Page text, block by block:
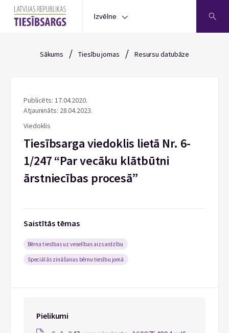
Izvēlne
Sākums / Tiesību jomas / Resursu datubāze
Publicēts: 17.04.2020.
Atjaunināts: 28.04.2023.
Viedoklis
Tiesībsarga viedoklis lietā Nr. 6-
1/247 “Par vecāku klātbūtni
ārstniecības procesā”
Saistītās tēmas
Bērna tiesības uz veselības aizsardzību
Speciālās zināšanas bērnu tiesību jomā
Pielikumi